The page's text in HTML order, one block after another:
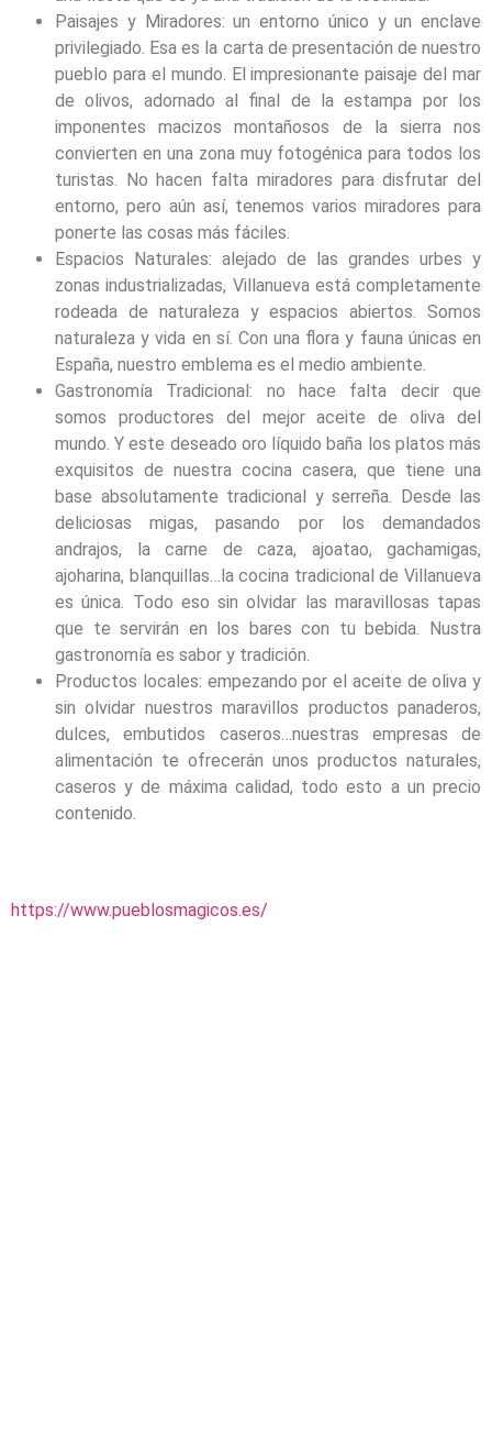
Paisajes y Miradores: un entorno único y un enclave
privilegiado. Esa es la carta de presentación de nuestro
pueblo para el mundo. El impresionante paisaje del mar
de olivos, adornado al final de la estampa por los
imponentes macizos montañosos de la sierra nos
convierten en una zona muy fotogénica para todos los
turistas. No hacen falta miradores para disfrutar del
entorno, pero aún así, tenemos varios miradores para
ponerte las cosas más fáciles.
Espacios Naturales: alejado de las grandes urbes y
zonas industrializadas, Villanueva está completamente
rodeada de naturaleza y espacios abiertos. Somos
naturaleza y vida en sí. Con una flora y fauna únicas en
España, nuestro emblema es el medio ambiente.
Gastronomía Tradicional: no hace falta decir que
somos productores del mejor aceite de oliva del
mundo. Y este deseado oro líquido baña los platos más
exquisitos de nuestra cocina casera, que tiene una
base absolutamente tradicional y serreña. Desde las
deliciosas migas, pasando por los demandados
andrajos, la carne de caza, ajoatao, gachamigas,
ajoharina, blanquillas…la cocina tradicional de Villanueva
es única. Todo eso sin olvidar las maravillosas tapas
que te servirán en los bares con tu bebida. Nustra
gastronomía es sabor y tradición.
Productos locales: empezando por el aceite de oliva y
sin olvidar nuestros maravillos productos panaderos,
dulces, embutidos caseros…nuestras empresas de
alimentación te ofrecerán unos productos naturales,
caseros y de máxima calidad, todo esto a un precio
contenido.
https://www.pueblosmagicos.es/